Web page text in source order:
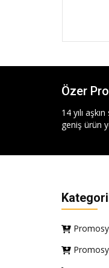
Özer
14 yılı
geniş ürün